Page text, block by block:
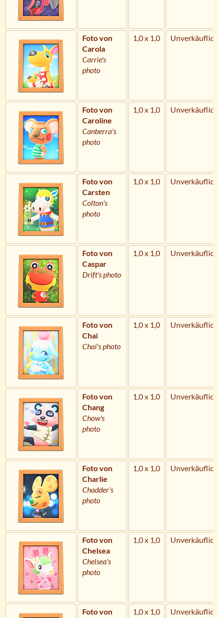
Foto von
Carola
Carrie's
photo
1,0 x 1,0 Unverkäuflich
Foto von
Caroline
Canberra's
photo
1,0 x 1,0 Unverkäuflich
Foto von
Carsten
Colton's
photo
1,0 x 1,0 Unverkäuflich
Foto von
Caspar
Drift's photo
1,0 x 1,0 Unverkäuflich
Foto von
Chai
Chai's photo
1,0 x 1,0 Unverkäuflich
Foto von
Chang
Chow's
photo
1,0 x 1,0 Unverkäuflich
Foto von
Charlie
Chadder's
photo
1,0 x 1,0 Unverkäuflich
Foto von
Chelsea
Chelsea's
photo
1,0 x 1,0 Unverkäuflich
Foto von
1,0 x 1,0 Unverkäuflich